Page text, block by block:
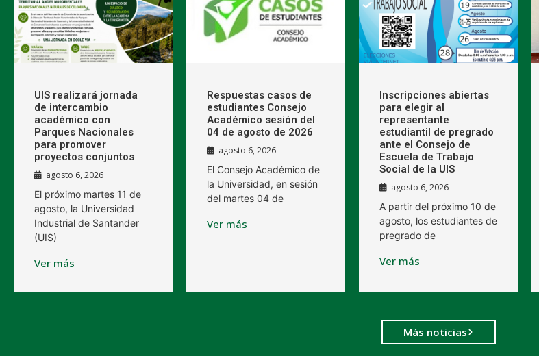
UIS realizará jornada
de intercambio
académico con
Parques Nacionales
para promover
proyectos conjuntos
agosto 6, 2026
El próximo martes 11 de
agosto, la Universidad
Industrial de Santander
(UIS)
Ver más
Respuestas casos de
estudiantes Consejo
Académico sesión del
04 de agosto de 2026
agosto 6, 2026
El Consejo Académico de
la Universidad, en sesión
del martes 04 de
Ver más
Inscripciones abiertas
para elegir al
representante
estudiantil de pregrado
ante el Consejo de
Escuela de Trabajo
Social de la UIS
agosto 6, 2026
A partir del próximo 10 de
agosto, los estudiantes de
pregrado de
Ver más
Más noticias